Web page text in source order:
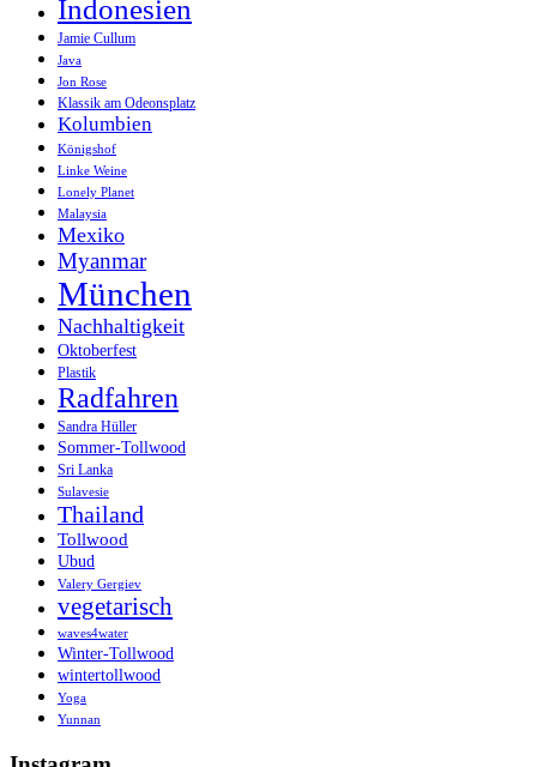
Indonesien
Jamie Cullum
Java
Jon Rose
Klassik am Odeonsplatz
Kolumbien
Königshof
Linke Weine
Lonely Planet
Malaysia
Mexiko
Myanmar
München
Nachhaltigkeit
Oktoberfest
Plastik
Radfahren
Sandra Hüller
Sommer-Tollwood
Sri Lanka
Sulavesie
Thailand
Tollwood
Ubud
Valery Gergiev
vegetarisch
waves4water
Winter-Tollwood
wintertollwood
Yoga
Yunnan